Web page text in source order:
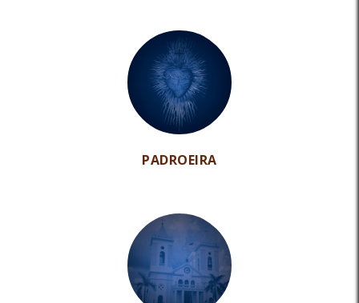
PADROEIRA